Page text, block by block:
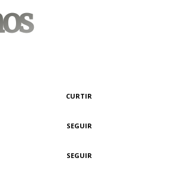
CURTIR
SEGUIR
SEGUIR